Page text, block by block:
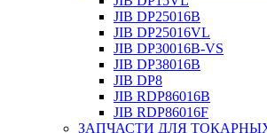
JIB DP25016B
JIB DP25016VL
JIB DP30016B-VS
JIB DP38016B
JIB DP8
JIB RDP86016B
JIB RDP86016F
ЗАПЧАСТИ ДЛЯ